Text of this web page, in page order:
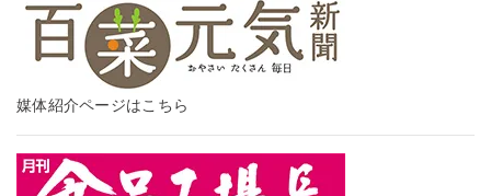
媒体紹介ページはこちら